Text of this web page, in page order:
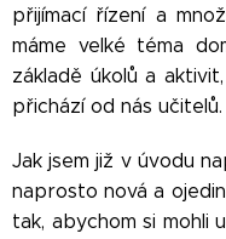
přijímací řízení a
máme velké téma
základě úkolů a
přichází od nás učitelů.
Jak jsem již v úvodu
naprosto nová a
tak, abychom si mohli